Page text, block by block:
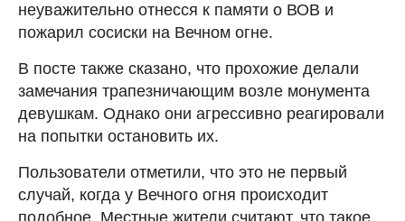
неуважительно отнесся к памяти о ВОВ и
пожарил сосиски на Вечном огне.
В посте также сказано, что прохожие делали
замечания трапезничающим возле монумента
девушкам. Однако они агрессивно реагировали
на попытки остановить их.
Пользователи отметили, что это не первый
случай, когда у Вечного огня происходит
подобное. Местные жители считают, что такое